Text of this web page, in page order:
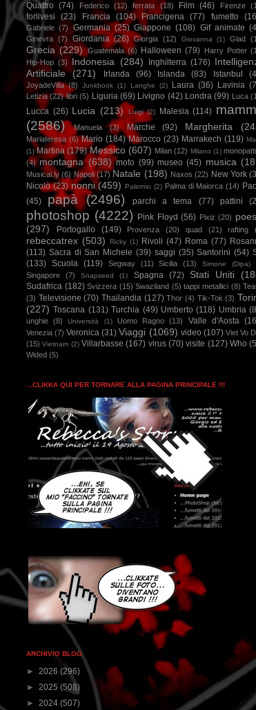
Quattro (74) Federico (12) ferrata (18) Film (46) Firenze
forlivesi (23) Francia (104) Francigena (77) fumetto
Gabriele (7) Germania (25) Giappone (108) Gif animate
Ginevra (7) Giordania (26) Giorgia (12) Giovanna (1) Glad
Grecia (229) Guatemala (6) Halloween (79) Harry Potter
Hip-Hop (3) Indonesia (284) Inghilterra (176)
Artificiale
(271) Irlanda (96) Islanda (83) Istanbul
JoyadeVilla (8) Junkbook (1) Langhe (2) Laura (36) Lavinia
Letizia (22) libri (5) Liguria (69) Livigno (42) Londra (99) Luca
Lucca (26) Lucia (213) Luigi (2) Malesia (114)
(2586)
Manuela (3) Marche (92) Margherita
Mariateresa (6) Mario (184) Marocco (23) Marrakech (119)
(1) Martina (179) Messico (607) Milan (12) Milano (1)
(4) montagna (638) moto (99) museo (45) musica
Musical.ly (6) Napoli (17) Natale (198) Naxos (22) New York
Nicolò (23) nonni (459) Palermo (2) Palma di Maiorca (14)
(45)
papà (2496) parchi a tema (77) pattini
photoshop (4222) Pink Floyd (56) Pixiz (20)
(297)
Portogallo (149) Provenza (20) quad (21) rafting
rebeccatrex (503) Ricky (1) Rivoli (47) Roma (77)
(113) Sacra di San Michele (39) saggi (35) Santorini (54)
(133) Scuola (119) Segway (11) Sicilia (13) Simone (Dipa)
Singapore (7) Snapseed (1) Spagna (72) Stati Uniti
Sudafrica (182) Svizzera (15) Swaziland (5) tappi metallici (8)
(3) Televisione (70) Thailandia (127) Thor (4) Tik-Tok (3)
(227) Toscana (131) Turchia (49) Umberto (118) Umbria
unghie (8) Università (1) Uomo Ragno (13) Valle d'Aosta
Venezia (7) Veronica (31) Viaggi (1069) video (107) Viet Vo
(15) Vietnam (2) Villarbasse (167) virus (70) visite (127) Who
Wided (5)
...CLIKKA QUI PER TORNARE ALLA PAGINA PRINCIPALE !!!
ARCHIVIO BLOG
► 2026 (296)
► 2025 (508)
► 2024 (507)